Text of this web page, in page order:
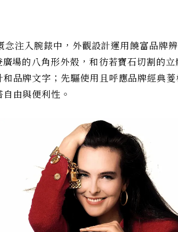
注入腕錶中，外觀設計運用饒富品牌
場的八角形外殼，和彷若寶石切割的立
品牌文字；先驅使用且呼應品牌經典
由與便利性。